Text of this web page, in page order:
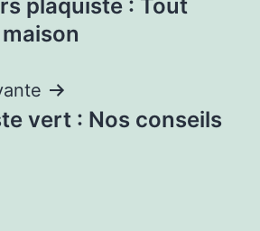
plaquiste : Tout
vert : Nos conseils